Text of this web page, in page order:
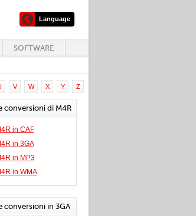
Language
SOFTWARE
V W X Y Z
conversioni di M4R
in CAF
in 3GA
in MP3
in WMA
conversioni in 3GA